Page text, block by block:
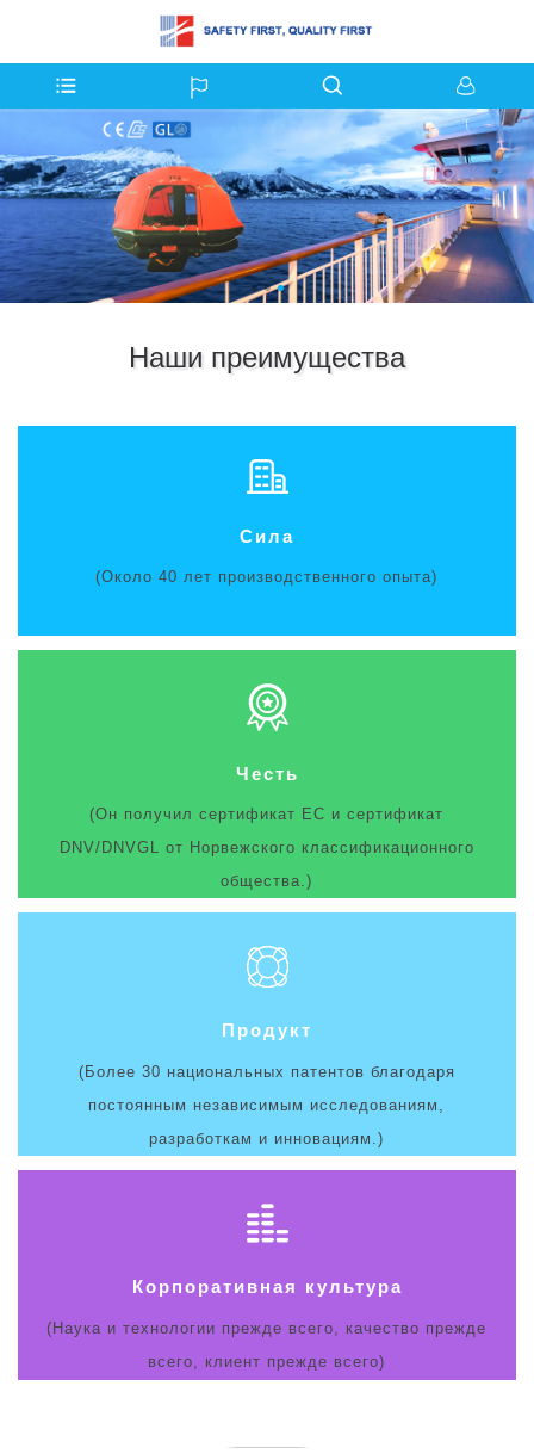
Наши преимущества
Сила
(Около 40 лет производственного опыта)
Честь
(Он получил сертификат EC и сертификат
DNV/DNVGL от Норвежского классификационного
общества.)
Продукт
(Более 30 национальных патентов благодаря
постоянным независимым исследованиям,
разработкам и инновациям.)
Корпоративная культура
(Наука и технологии прежде всего, качество прежде
всего, клиент прежде всего)